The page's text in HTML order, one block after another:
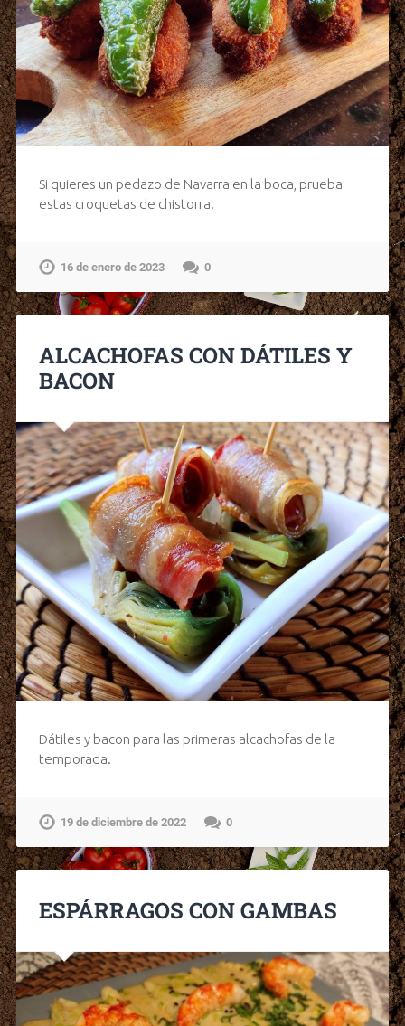
Si quieres un pedazo de Navarra en la boca, prueba
estas croquetas de chistorra.
16 de enero de 2023 0
ALCACHOFAS CON DÁTILES Y
BACON
Dátiles y bacon para las primeras alcachofas de la
temporada.
19 de diciembre de 2022 0
ESPÁRRAGOS CON GAMBAS